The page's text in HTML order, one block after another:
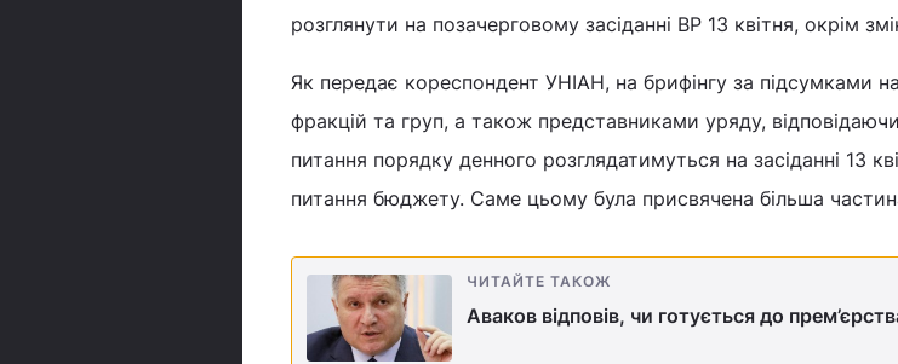
розглянути на позачерговому засіданні ВР 13 квітня, окрім
Як передає кореспондент УНІАН, на брифінгу за підсумками
фракцій та груп, а також представниками уряду,
питання порядку денного розглядатимуться на засіданні 13
питання бюджету. Саме цьому була присвячена більша
ЧИТАЙТЕ ТАКОЖ
Аваков відповів, чи готується до